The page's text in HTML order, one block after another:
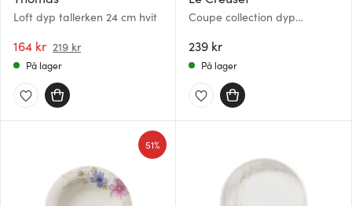
Loft dyp tallerken 24 cm hvit
164 kr 219 kr
På lager
Coupe collection dyp
239 kr
På lager
51%